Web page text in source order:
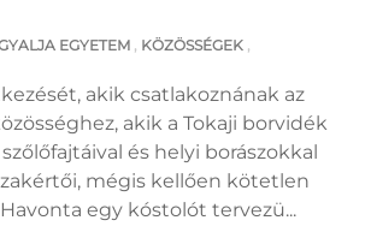
EGYETEM , KÖZÖSSÉGEK ,
akik csatlakoznának az
akik a Tokaji borvidék
és helyi borászokkal
mégis kellően kötetlen
egy kóstolót tervezü...